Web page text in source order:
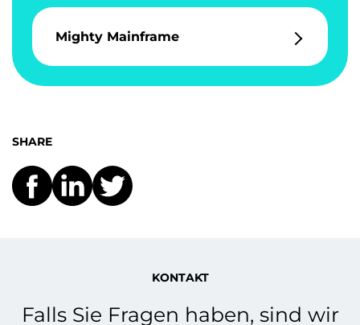
Mighty Mainframe
SHARE
KONTAKT
Falls Sie Fragen haben, sind wir